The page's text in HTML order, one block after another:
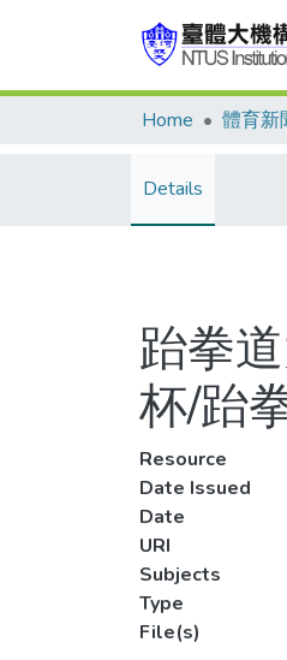
Home 體育新
Details
跆拳
杯/跆
Resource
Date Issued
Date
URI
Subjects
Type
File(s)